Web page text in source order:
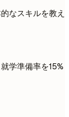
なスキルを教え
学準備率を15%